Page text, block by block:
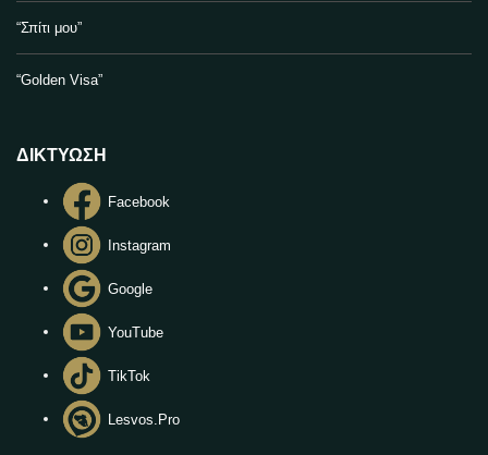
“Σπίτι μου”
“Golden Visa”
ΔΙΚΤΥΩΣΗ
Facebook
Instagram
Google
YouTube
TikTok
Lesvos.Pro